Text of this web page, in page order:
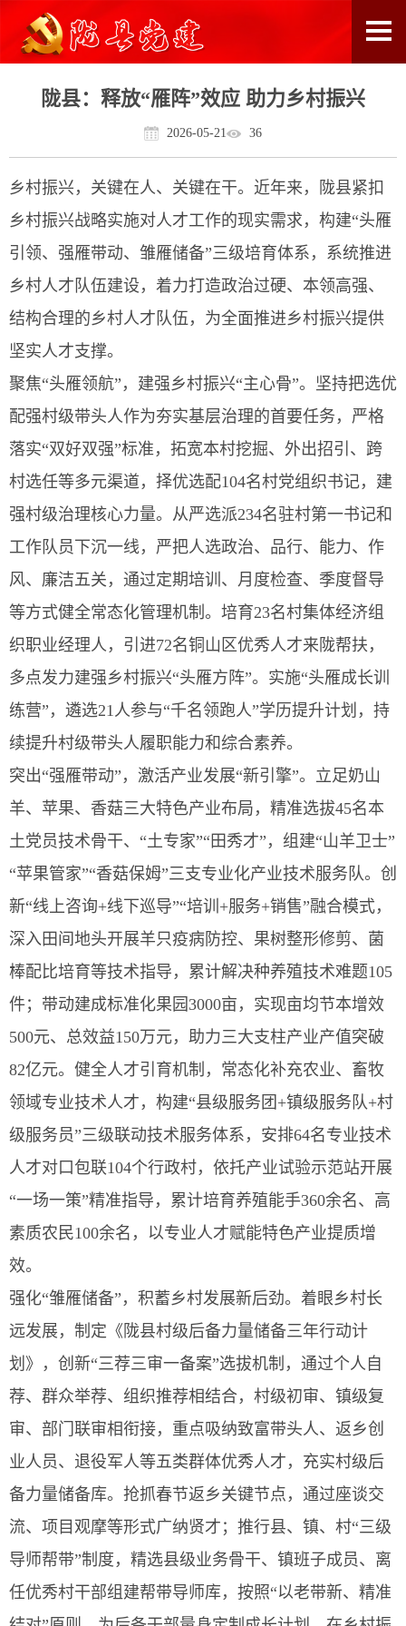
陇县：释放“雁阵”效应 助力乡村振兴
2026-05-21 36
乡村振兴，关键在人、关键在干。近年来，陇县紧扣
乡村振兴战略实施对人才工作的现实需求，构建“头雁
引领、强雁带动、雏雁储备”三级培育体系，系统推进
乡村人才队伍建设，着力打造政治过硬、本领高强、
结构合理的乡村人才队伍，为全面推进乡村振兴提供
坚实人才支撑。
聚焦“头雁领航”，建强乡村振兴“主心骨”。坚持把选优
配强村级带头人作为夯实基层治理的首要任务，严格
落实“双好双强”标准，拓宽本村挖掘、外出招引、跨
村选任等多元渠道，择优选配104名村党组织书记，建
强村级治理核心力量。从严选派234名驻村第一书记和
工作队员下沉一线，严把人选政治、品行、能力、作
风、廉洁五关，通过定期培训、月度检查、季度督导
等方式健全常态化管理机制。培育23名村集体经济组
织职业经理人，引进72名铜山区优秀人才来陇帮扶，
多点发力建强乡村振兴“头雁方阵”。实施“头雁成长训
练营”，遴选21人参与“千名领跑人”学历提升计划，持
续提升村级带头人履职能力和综合素养。
突出“强雁带动”，激活产业发展“新引擎”。立足奶山
羊、苹果、香菇三大特色产业布局，精准选拔45名本
土党员技术骨干、“土专家”“田秀才”，组建“山羊卫士”
“苹果管家”“香菇保姆”三支专业化产业技术服务队。创
新“线上咨询+线下巡导”“培训+服务+销售”融合模式，
深入田间地头开展羊只疫病防控、果树整形修剪、菌
棒配比培育等技术指导，累计解决种养殖技术难题105
件；带动建成标准化果园3000亩，实现亩均节本增效
500元、总效益150万元，助力三大支柱产业产值突破
82亿元。健全人才引育机制，常态化补充农业、畜牧
领域专业技术人才，构建“县级服务团+镇级服务队+村
级服务员”三级联动技术服务体系，安排64名专业技术
人才对口包联104个行政村，依托产业试验示范站开展
“一场一策”精准指导，累计培育养殖能手360余名、高
素质农民100余名，以专业人才赋能特色产业提质增
效。
强化“雏雁储备”，积蓄乡村发展新后劲。着眼乡村长
远发展，制定《陇县村级后备力量储备三年行动计
划》，创新“三荐三审一备案”选拔机制，通过个人自
荐、群众举荐、组织推荐相结合，村级初审、镇级复
审、部门联审相衔接，重点吸纳致富带头人、返乡创
业人员、退役军人等五类群体优秀人才，充实村级后
备力量储备库。抢抓春节返乡关键节点，通过座谈交
流、项目观摩等形式广纳贤才；推行县、镇、村“三级
导师帮带”制度，精选县级业务骨干、镇班子成员、离
任优秀村干部组建帮带导师库，按照“以老带新、精准